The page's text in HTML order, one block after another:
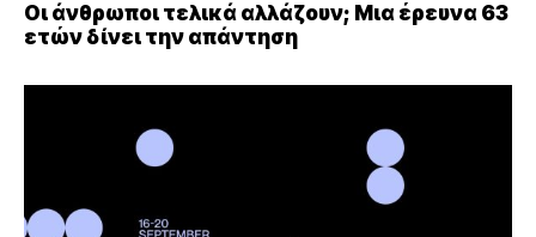
Οι άνθρωποι τελικά αλλάζουν; Μια έρευνα 63
ετών δίνει την απάντηση